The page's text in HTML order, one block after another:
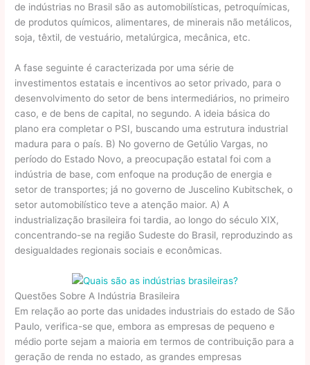
de indústrias no Brasil são as automobilísticas, petroquímicas,
de produtos químicos, alimentares, de minerais não metálicos,
soja, têxtil, de vestuário, metalúrgica, mecânica, etc.
A fase seguinte é caracterizada por uma série de
investimentos estatais e incentivos ao setor privado, para o
desenvolvimento do setor de bens intermediários, no primeiro
caso, e de bens de capital, no segundo. A ideia básica do
plano era completar o PSI, buscando uma estrutura industrial
madura para o país. B) No governo de Getúlio Vargas, no
período do Estado Novo, a preocupação estatal foi com a
indústria de base, com enfoque na produção de energia e
setor de transportes; já no governo de Juscelino Kubitschek, o
setor automobilístico teve a atenção maior. A) A
industrialização brasileira foi tardia, ao longo do século XIX,
concentrando-se na região Sudeste do Brasil, reproduzindo as
desigualdades regionais sociais e econômicas.
Questões Sobre A Indústria Brasileira
Em relação ao porte das unidades industriais do estado de São
Paulo, verifica-se que, embora as empresas de pequeno e
médio porte sejam a maioria em termos de contribuição para a
geração de renda no estado, as grandes empresas